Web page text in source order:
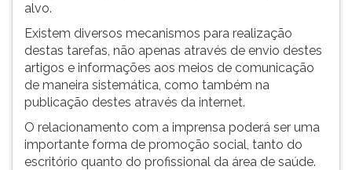
alvo.
Existem diversos mecanismos para realização
destas tarefas, não apenas através de envio destes
artigos e informações aos meios de comunicação
de maneira sistemática, como também na
publicação destes através da internet.
O relacionamento com a imprensa poderá ser uma
importante forma de promoção social, tanto do
escritório quanto do profissional da área de saúde.